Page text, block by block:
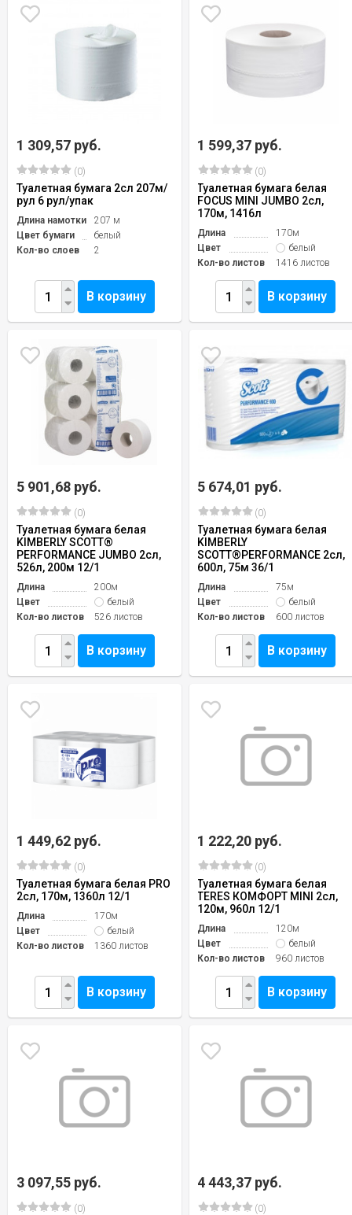
1 309,57 руб.
(0)
Туалетная бумага 2сл 207м/
рул 6 рул/упак
Длина намотки
207 м
Цвет бумаги
белый
Кол-во слоев
2
В корзину
1 599,37 руб.
(0)
Туалетная бумага белая
FOCUS MINI JUMBO 2сл,
170м, 1416л
Длина
170м
Цвет
белый
Кол-во листов
1416 листов
В корзину
5 901,68 руб.
(0)
Туалетная бумага белая
KIMBERLY SCOTT®
PERFORMANCE JUMBO 2сл,
526л, 200м 12/1
Длина
200м
Цвет
белый
Кол-во листов
526 листов
В корзину
5 674,01 руб.
(0)
Туалетная бумага белая
KIMBERLY
SCOTT®PERFORMANCE 2сл,
600л, 75м 36/1
Длина
75м
Цвет
белый
Кол-во листов
600 листов
В корзину
1 449,62 руб.
(0)
Туалетная бумага белая PRO
2сл, 170м, 1360л 12/1
Длина
170м
Цвет
белый
Кол-во листов
1360 листов
В корзину
1 222,20 руб.
(0)
Туалетная бумага белая
TERES КОМФОРТ MINI 2сл,
120м, 960л 12/1
Длина
120м
Цвет
белый
Кол-во листов
960 листов
В корзину
3 097,55 руб.
(0)
4 443,37 руб.
(0)